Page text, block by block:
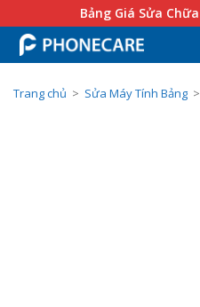
Bảng Giá Sửa Chữa
Trang chủ > Sửa Máy Tính Bảng >